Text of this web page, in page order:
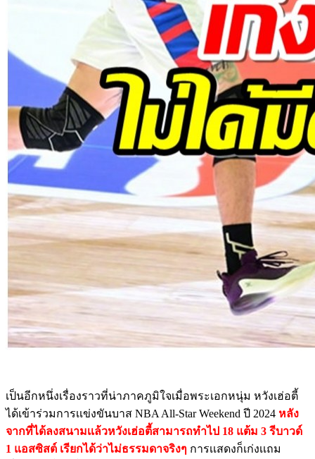
เป็นอีกหนึ่งเรื่องราวที่น่าภาคภูมิใจเมื่อพระเอกหนุ่ม หวังเฮ่อตี้
ได้เข้าร่วมการเเข่งขันบาส NBA All-Star Weekend ปี 2024 หลัง
จากที่ได้ลงสนามเเล้วหวังเฮ่อตี้สามารถทำไป 18 แต้ม 3 รีบาวด์
1 แอสซิสต์ เรียกได้ว่าไม่ธรรมดาจริงๆ การเเสดงก็เก่งเเถม